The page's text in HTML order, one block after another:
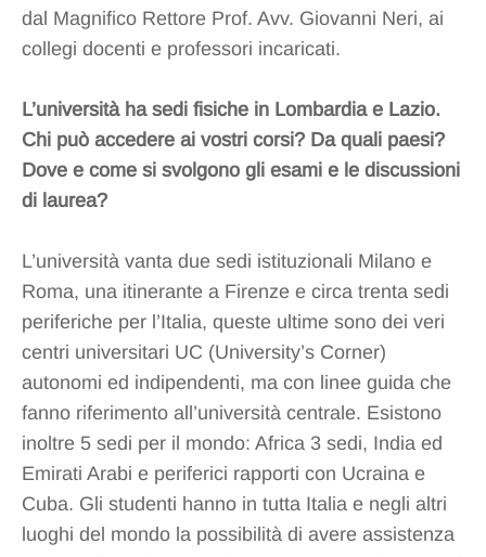
dal Magnifico Rettore Prof. Avv. Giovanni Neri, ai
collegi docenti e professori incaricati.
L’università ha sedi fisiche in Lombardia e Lazio.
Chi può accedere ai vostri corsi? Da quali paesi?
Dove e come si svolgono gli esami e le discussioni
di laurea?
L’università vanta due sedi istituzionali Milano e
Roma, una itinerante a Firenze e circa trenta sedi
periferiche per l’Italia, queste ultime sono dei veri
centri universitari UC (University’s Corner)
autonomi ed indipendenti, ma con linee guida che
fanno riferimento all’università centrale. Esistono
inoltre 5 sedi per il mondo: Africa 3 sedi, India ed
Emirati Arabi e periferici rapporti con Ucraina e
Cuba. Gli studenti hanno in tutta Italia e negli altri
luoghi del mondo la possibilità di avere assistenza